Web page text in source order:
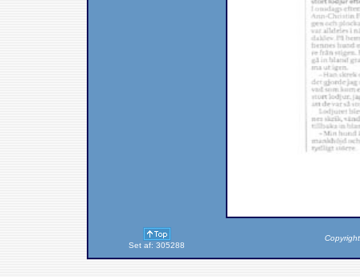
Set af: 305288